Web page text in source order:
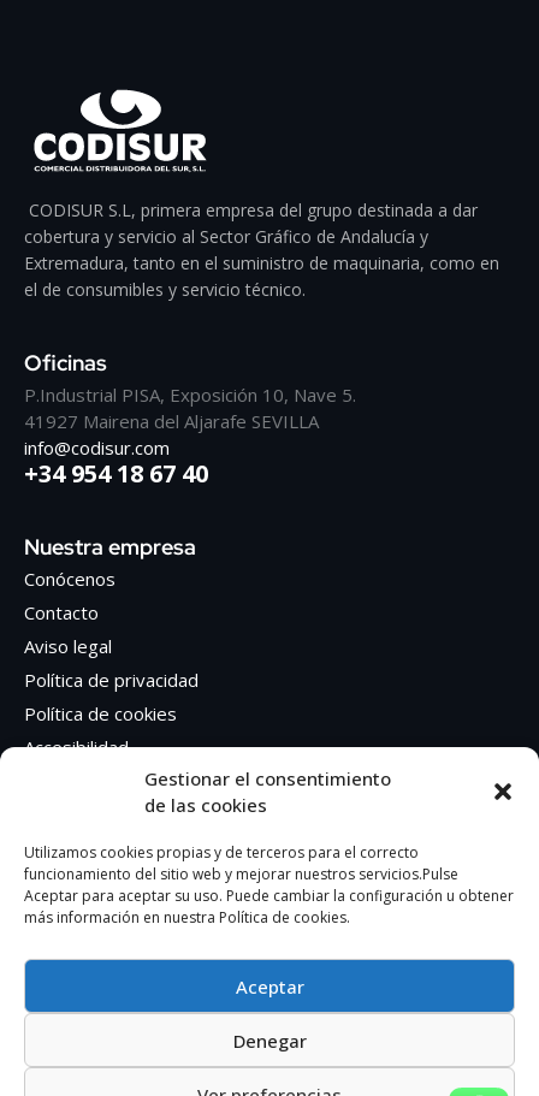
Gestionar el consentimiento
de las cookies
Utilizamos cookies propias y de terceros para el correcto
funcionamiento del sitio web y mejorar nuestros servicios.Pulse
Aceptar para aceptar su uso. Puede cambiar la configuración u obtener
más información en nuestra Política de cookies.
Aceptar
Denegar
CODISUR S.L, primera empresa del grupo destinada a dar
cobertura y servicio al Sector Gráfico de Andalucía y
Extremadura, tanto en el suministro de maquinaria, como en
el de consumibles y servicio técnico.
Oficinas
P.Industrial PISA, Exposición 10, Nave 5.
41927 Mairena del Aljarafe SEVILLA
info@codisur.com
+34 954 18 67 40
Nuestra empresa
Conócenos
Contacto
Aviso legal
Política de privacidad
Política de cookies
Accesibilidad
Síguenos en Redes sociales
Facebook
Instagram
AUTOEDICION GRAFICA SA – CIF: A41362401